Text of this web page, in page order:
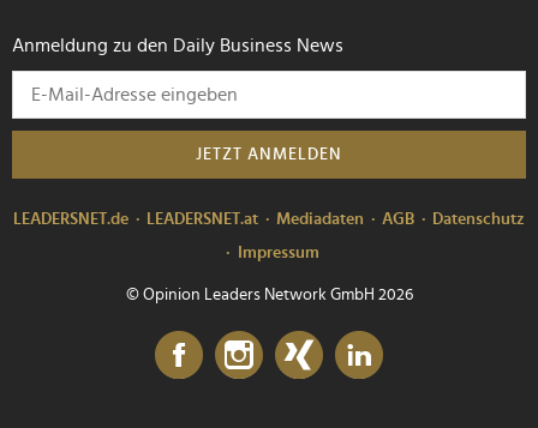
Anmeldung zu den Daily Business News
JETZT ANMELDEN
LEADERSNET.de LEADERSNET.at Mediadaten AGB
Datenschutz
Impressum
© Opinion Leaders Network GmbH 2026